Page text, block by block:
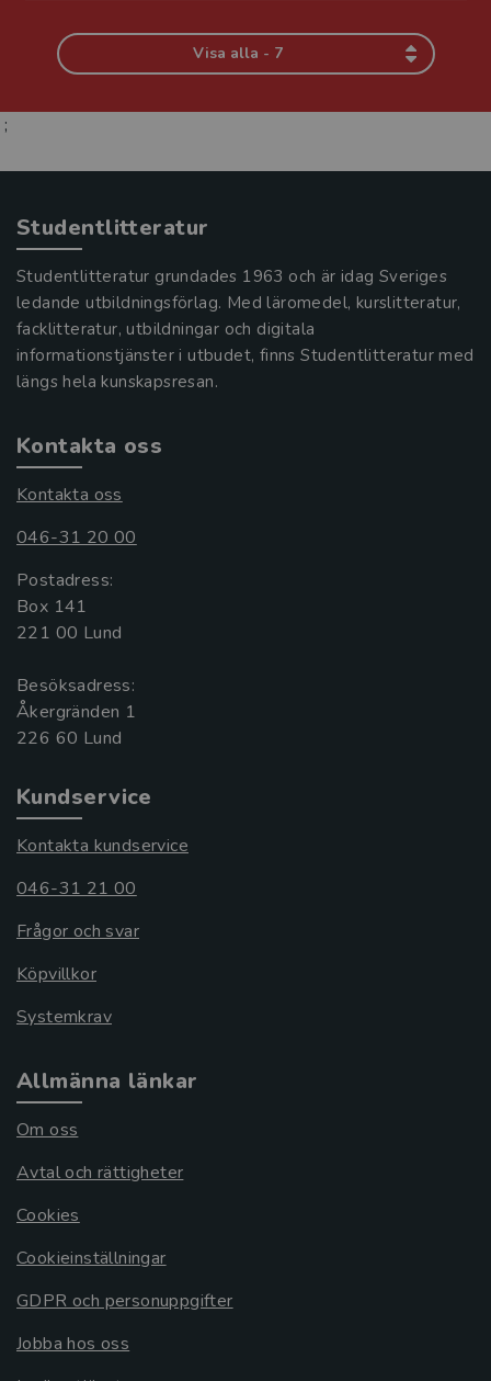
Visa alla - 7
;
Studentlitteratur
Studentlitteratur grundades 1963 och är idag Sveriges
ledande utbildningsförlag. Med läromedel, kurslitteratur,
facklitteratur, utbildningar och digitala
informationstjänster i utbudet, finns Studentlitteratur med
längs hela kunskapsresan.
Kontakta oss
Kontakta oss
046-31 20 00
Postadress:
Box 141
221 00 Lund
Besöksadress:
Åkergränden 1
Kundservice
Kontakta kundservice
046-31 21 00
Frågor och svar
Köpvillkor
Systemkrav
Allmänna länkar
Om oss
Avtal och rättigheter
Cookies
Cookieinställningar
GDPR och personuppgifter
Jobba hos oss